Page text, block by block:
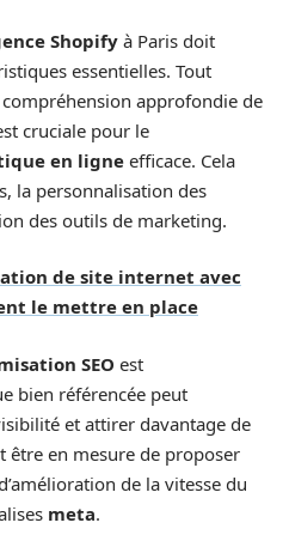
Shopify à Paris doit
essentielles. Tout
approfondie de
cruciale pour le
en ligne efficace. Cela
la personnalisation des
des outils de marketing.
de site internet avec
le mettre en place
SEO est
bien référencée peut
et attirer davantage de
être en mesure de proposer
de la vitesse du
meta.